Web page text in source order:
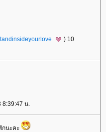
) 10
น.
กนะคะ